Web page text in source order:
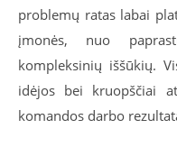
problemų ratas labai
įmonės, nuo
kompleksinių iššūkių.
idėjos bei kruopščiai
komandos darbo